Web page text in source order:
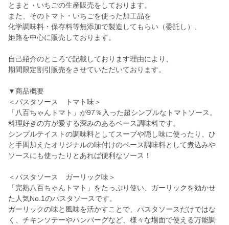
とまと・いちごの生産販売をしております。
また、そのトマト・いちごを使った加工品を
化学調味料・保存料等無添加で製造してもらい（委託し）、
姫路を中心に販売しております。
自己紹介のところで記載しております理由により、
期間限定割引販売をさせていただいております。
▼商品概要
＜パスタソース トマト味＞
「八百ちゃんトマト」が97％入った超シンプルなトマトソース。
料理好きの方が愛する深みのあるベース調味料です。
シンプルテイストの調味料としてスープや隠し味に使ったり、ひ
と手間加えたオリジナルの味付けのベース調味料として煮込みや
ソースにも使ったりとあれば便利なソース！
＜パスタソース ガーリック味＞
「完熟八百ちゃんトマト」をたっぷり使い、ガーリックを効かせ
た人気No.1のパスタソースです。
ガーリックの味と風味を活かすことで、パスタソースだけではな
く、チキンソテーやハンバーグなど、様々な場面で使える万能調